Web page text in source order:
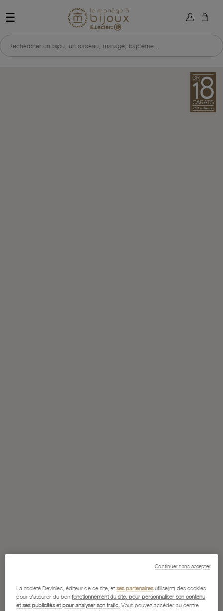
☰ Retour à l'accueil du site
Rechercher un bijou, un cadeau, mariage, baptême...
×
La société Devinlec, éditeur de ce site, etses partenairesutilise(nt) des cookies
pour s'assurer du bonfonctionnement du site, pour personnaliser son contenu
et ses publicités et pour analyser son trafic. Vous pouvez accéder au centre
Continuer sans accepter